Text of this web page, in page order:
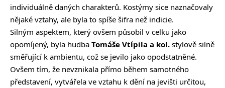
individuálně daných charakterů. Kostýmy sice naznačovaly
nějaké vztahy, ale byla to spíše šifra než indicie.
Silným aspektem, který ovšem působil v celku jako
opomíjený, byla hudba Tomáše Vtípila a kol. stylově silně
směřující k ambientu, což se jevilo jako opodstatněné.
Ovšem tím, že nevznikala přímo během samotného
představení, vytvářela ve vztahu k dění na jevišti určitou,